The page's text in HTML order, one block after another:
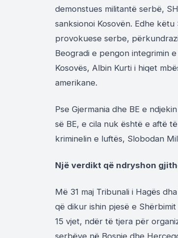
demonstues militantë serbë,
sanksionoi Kosovën. Edhe
provokuese serbe,
Beogradi e pengon integrimin
Kosovës, Albin Kurti i hiqet
amerikane.
Pse Gjermania dhe BE e
së BE, e cila nuk është e aftë
kriminelin e luftës, Slobodan
Një verdikt që ndryshon
Më 31 maj Tribunali i Hagës
që dikur ishin pjesë e
15 vjet, ndër të tjera për